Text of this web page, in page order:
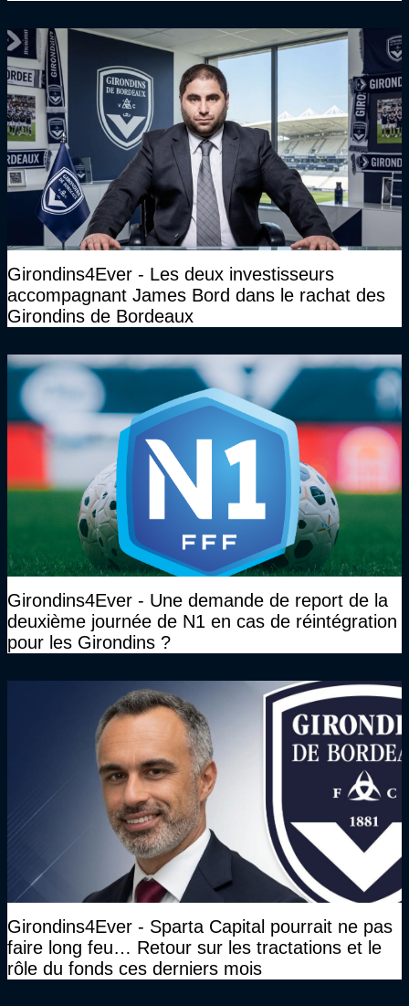
Girondins4Ever - Les deux investisseurs
accompagnant James Bord dans le rachat des
Girondins de Bordeaux
Girondins4Ever - Une demande de report de la
deuxième journée de N1 en cas de réintégration
pour les Girondins ?
Girondins4Ever - Sparta Capital pourrait ne pas
faire long feu… Retour sur les tractations et le
rôle du fonds ces derniers mois